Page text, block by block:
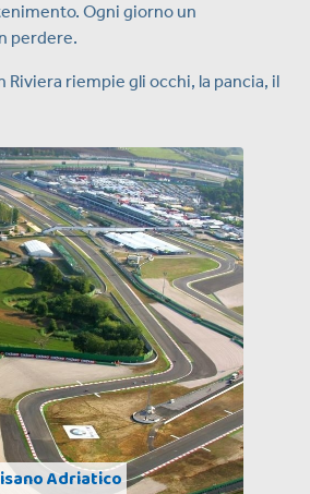
Ogni giorno un
perdere.
Riviera riempie gli occhi, la pancia, il
Adriatico